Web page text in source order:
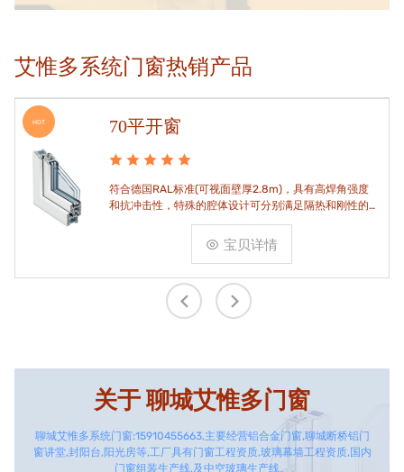
艾惟多系统门窗热销产品
HOT 70平开窗
符合德国RAL标准(可视面壁厚2.8m)，具有高焊角强度
和抗冲击性，特殊的腔体设计可分别满足隔热和刚性的
宝贝详情
关于聊城艾惟多门窗
聊城艾惟多系统门窗:15910455663,主要经营铝合金门窗,聊城断桥铝门
窗讲堂,封阳台,阳光房等,工厂具有门窗工程资质,玻璃幕墙工程资质,国内
门窗组装生产线,及中空玻璃生产线。